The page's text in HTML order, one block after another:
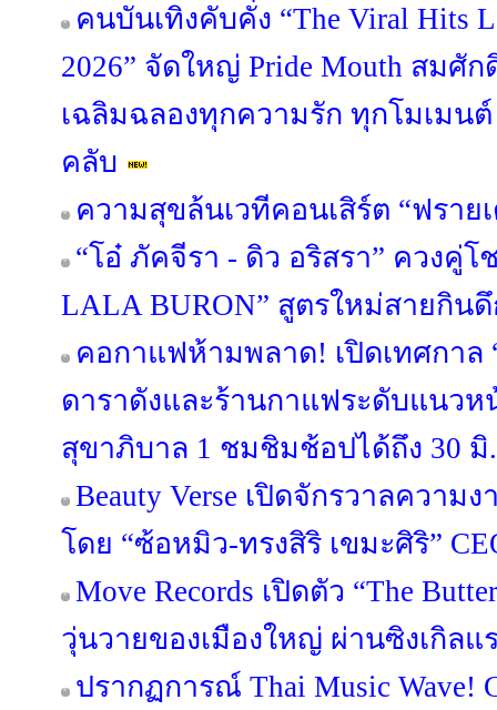
คนบันเทิงคับคั่ง “The Viral Hits
2026” จัดใหญ่ Pride Mouth สมศั
เฉลิมฉลองทุกความรัก ทุกโมเมน
คลับ
ความสุขล้นเวทีคอนเสิร์ต “ฟรา
“โอ๋ ภัคจีรา - ดิว อริสรา” ควงคู่โ
LALA BURON” สูตรใหม่สายกิน
คอกาแฟห้ามพลาด! เปิดเทศกาล
ดาราดังและร้านกาแฟระดับแนว
สุขาภิบาล 1 ชมชิมช้อปได้ถึง 30 มิ
Beauty Verse เปิดจักรวาลความ
โดย “ซ้อหมิว-ทรงสิริ เขมะศิริ”
Move Records เปิดตัว “The
วุ่นวายของเมืองใหญ่ ผ่านซิงเกิลแ
ปรากฏการณ์ Thai Music Wave!